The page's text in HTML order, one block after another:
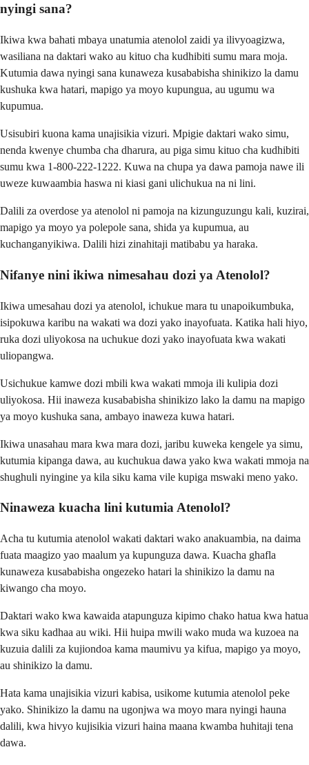
nyingi sana?
Ikiwa kwa bahati mbaya unatumia atenolol zaidi ya ilivyoagizwa,
wasiliana na daktari wako au kituo cha kudhibiti sumu mara moja.
Kutumia dawa nyingi sana kunaweza kusababisha shinikizo la damu
kushuka kwa hatari, mapigo ya moyo kupungua, au ugumu wa
kupumua.
Usisubiri kuona kama unajisikia vizuri. Mpigie daktari wako simu,
nenda kwenye chumba cha dharura, au piga simu kituo cha kudhibiti
sumu kwa 1-800-222-1222. Kuwa na chupa ya dawa pamoja nawe ili
uweze kuwaambia haswa ni kiasi gani ulichukua na ni lini.
Dalili za overdose ya atenolol ni pamoja na kizunguzungu kali, kuzirai,
mapigo ya moyo ya polepole sana, shida ya kupumua, au
kuchanganyikiwa. Dalili hizi zinahitaji matibabu ya haraka.
Nifanye nini ikiwa nimesahau dozi ya Atenolol?
Ikiwa umesahau dozi ya atenolol, ichukue mara tu unapoikumbuka,
isipokuwa karibu na wakati wa dozi yako inayofuata. Katika hali hiyo,
ruka dozi uliyokosa na uchukue dozi yako inayofuata kwa wakati
uliopangwa.
Usichukue kamwe dozi mbili kwa wakati mmoja ili kulipia dozi
uliyokosa. Hii inaweza kusababisha shinikizo lako la damu na mapigo
ya moyo kushuka sana, ambayo inaweza kuwa hatari.
Ikiwa unasahau mara kwa mara dozi, jaribu kuweka kengele ya simu,
kutumia kipanga dawa, au kuchukua dawa yako kwa wakati mmoja na
shughuli nyingine ya kila siku kama vile kupiga mswaki meno yako.
Ninaweza kuacha lini kutumia Atenolol?
Acha tu kutumia atenolol wakati daktari wako anakuambia, na daima
fuata maagizo yao maalum ya kupunguza dawa. Kuacha ghafla
kunaweza kusababisha ongezeko hatari la shinikizo la damu na
kiwango cha moyo.
Daktari wako kwa kawaida atapunguza kipimo chako hatua kwa hatua
kwa siku kadhaa au wiki. Hii huipa mwili wako muda wa kuzoea na
kuzuia dalili za kujiondoa kama maumivu ya kifua, mapigo ya moyo,
au shinikizo la damu.
Hata kama unajisikia vizuri kabisa, usikome kutumia atenolol peke
yako. Shinikizo la damu na ugonjwa wa moyo mara nyingi hauna
dalili, kwa hivyo kujisikia vizuri haina maana kwamba huhitaji tena
dawa.